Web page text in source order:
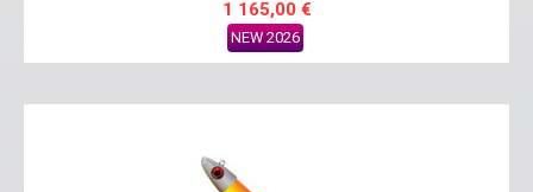
1 165,00 €
NEW 2026